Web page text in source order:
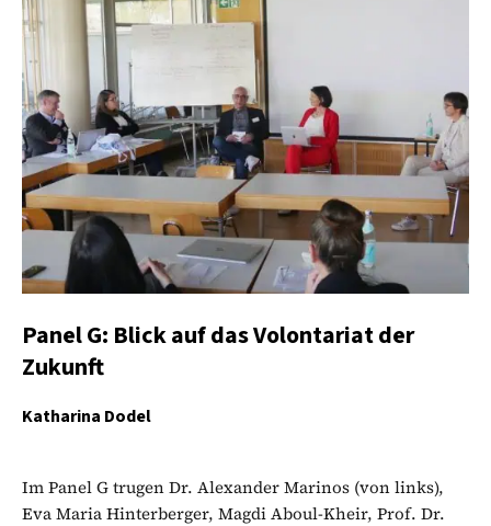
Panel G: Blick auf das Volontariat der
Zukunft
Katharina Dodel
Im Panel G trugen Dr. Alexander Marinos (von links),
Eva Maria Hinterberger, Magdi Aboul-Kheir, Prof. Dr.